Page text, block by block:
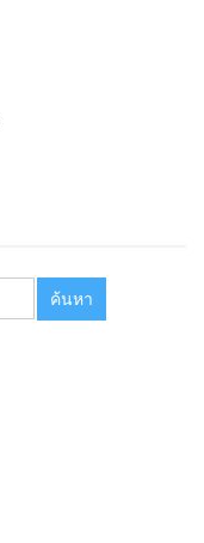
ค้นหา